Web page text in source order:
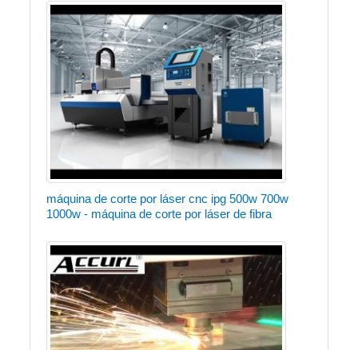
máquina de corte por láser cnc ipg 500w 700w
1000w - máquina de corte por láser de fibra